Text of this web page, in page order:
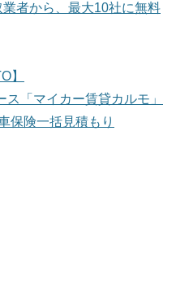
者から、最大10社に無料
】
「マイカー賃貸カルモ」
保険一括見積もり